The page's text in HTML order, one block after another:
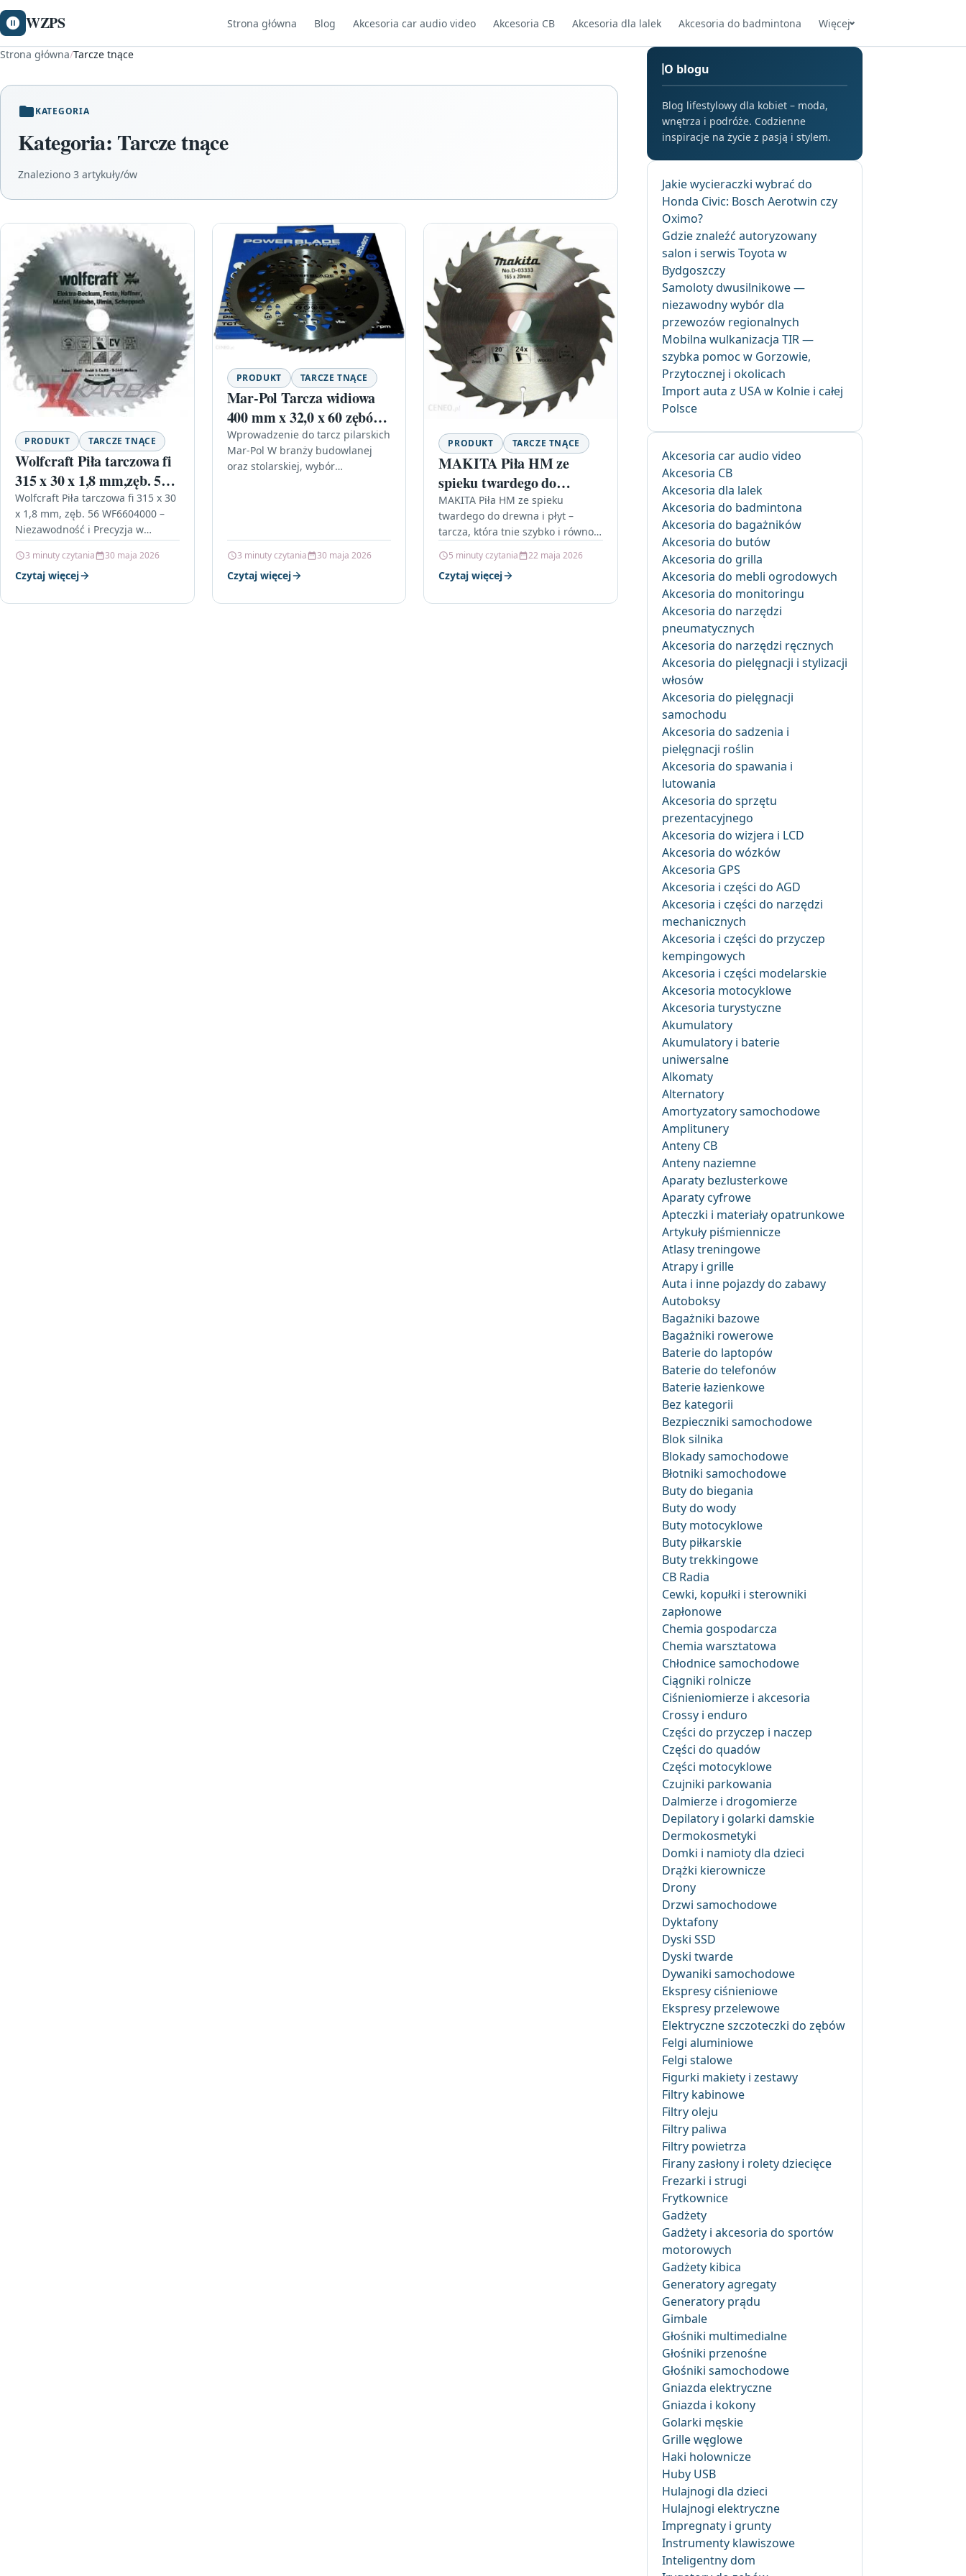
WZPS Strona główna Blog Akcesoria car audio video Akcesoria CB Akcesoria dla lalek Akcesoria do badmintona Więcej
Strona główna/Tarcze tnące
KATEGORIA
Kategoria: Tarcze tnące
Znaleziono 3 artykuły/ów
PRODUKT TARCZE TNĄCE
Wolfcraft Piła tarczowa fi
315 x 30 x 1,8 mm,zęb. 56
WF6604000
Wolfcraft Piła tarczowa fi 315 x 30
x 1,8 mm, zęb. 56 WF6604000 –
Niezawodność i Precyzja w
Twoich Rękach W dzisiejszym
świecie majsterkowania…
3 minuty czytania 30 maja 2026
Czytaj więcej
PRODUKT TARCZE TNĄCE
Mar-Pol Tarcza widiowa
400 mm x 32,0 x 60 zębów
power blade M09075
Wprowadzenie do tarcz pilarskich
Mar-Pol W branży budowlanej
oraz stolarskiej, wybór
3 minuty czytania 30 maja 2026
Czytaj więcej
PRODUKT TARCZE TNĄCE
MAKITA Piła HM ze
spieku twardego do
drewna i płyt – do pilarek
ręcznych (D-03333)
MAKITA Piła HM ze spieku
twardego do drewna i płyt –
tarcza, która tnie szybko i równo
ręcznych, który…
5 minuty czytania 22 maja 2026
Czytaj więcej
O blogu
Blog lifestylowy dla kobiet – moda,
wnętrza i podróże. Codzienne
inspiracje na życie z pasją i stylem.
Jakie wycieraczki wybrać do
Honda Civic: Bosch Aerotwin czy
Oximo?
Gdzie znaleźć autoryzowany
salon i serwis Toyota w
Bydgoszczy
Samoloty dwusilnikowe —
niezawodny wybór dla
przewozów regionalnych
Mobilna wulkanizacja TIR —
szybka pomoc w Gorzowie,
Przytocznej i okolicach
Import auta z USA w Kolnie i całej
Polsce
Akcesoria car audio video
Akcesoria CB
Akcesoria dla lalek
Akcesoria do badmintona
Akcesoria do bagażników
Akcesoria do butów
Akcesoria do grilla
Akcesoria do mebli ogrodowych
Akcesoria do monitoringu
Akcesoria do narzędzi
pneumatycznych
Akcesoria do narzędzi ręcznych
Akcesoria do pielęgnacji i stylizacji
włosów
Akcesoria do pielęgnacji
samochodu
Akcesoria do sadzenia i
pielęgnacji roślin
Akcesoria do spawania i
lutowania
Akcesoria do sprzętu
prezentacyjnego
Akcesoria do wizjera i LCD
Akcesoria do wózków
Akcesoria GPS
Akcesoria i części do AGD
Akcesoria i części do narzędzi
mechanicznych
Akcesoria i części do przyczep
kempingowych
Akcesoria i części modelarskie
Akcesoria motocyklowe
Akcesoria turystyczne
Akumulatory
Akumulatory i baterie
uniwersalne
Alkomaty
Alternatory
Amortyzatory samochodowe
Amplitunery
Anteny CB
Anteny naziemne
Aparaty bezlusterkowe
Aparaty cyfrowe
Apteczki i materiały opatrunkowe
Artykuły piśmiennicze
Atlasy treningowe
Atrapy i grille
Auta i inne pojazdy do zabawy
Autoboksy
Bagażniki bazowe
Bagażniki rowerowe
Baterie do laptopów
Baterie do telefonów
Baterie łazienkowe
Bez kategorii
Bezpieczniki samochodowe
Blok silnika
Blokady samochodowe
Błotniki samochodowe
Buty do biegania
Buty do wody
Buty motocyklowe
Buty piłkarskie
Buty trekkingowe
CB Radia
Cewki, kopułki i sterowniki
zapłonowe
Chemia gospodarcza
Chemia warsztatowa
Chłodnice samochodowe
Ciągniki rolnicze
Ciśnieniomierze i akcesoria
Crossy i enduro
Części do przyczep i naczep
Części do quadów
Części motocyklowe
Czujniki parkowania
Dalmierze i drogomierze
Depilatory i golarki damskie
Dermokosmetyki
Domki i namioty dla dzieci
Drążki kierownicze
Drony
Drzwi samochodowe
Dyktafony
Dyski SSD
Dyski twarde
Dywaniki samochodowe
Ekspresy ciśnieniowe
Ekspresy przelewowe
Elektryczne szczoteczki do zębów
Felgi aluminiowe
Felgi stalowe
Figurki makiety i zestawy
Filtry kabinowe
Filtry oleju
Filtry paliwa
Filtry powietrza
Firany zasłony i rolety dziecięce
Frezarki i strugi
Frytkownice
Gadżety
Gadżety i akcesoria do sportów
motorowych
Gadżety kibica
Generatory agregaty
Generatory prądu
Gimbale
Głośniki multimedialne
Głośniki przenośne
Głośniki samochodowe
Gniazda elektryczne
Gniazda i kokony
Golarki męskie
Grille węglowe
Haki holownicze
Huby USB
Hulajnogi dla dzieci
Hulajnogi elektryczne
Impregnaty i grunty
Instrumenty klawiszowe
Inteligentny dom